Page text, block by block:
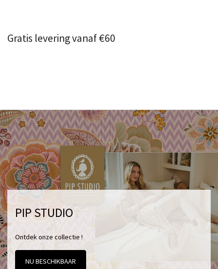
Gratis levering vanaf €60
PIP STUDIO
Ontdek onze collectie !
NU BESCHIKBAAR